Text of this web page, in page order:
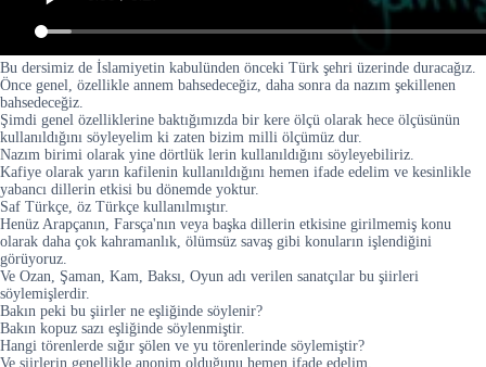
Bu dersimiz de İslamiyetin kabulünden önceki Türk şehri üzerinde duracağız.
Önce genel, özellikle annem bahsedeceğiz, daha sonra da nazım şekillenen
bahsedeceğiz.
Şimdi genel özelliklerine baktığımızda bir kere ölçü olarak hece ölçüsünün
kullanıldığını söyleyelim ki zaten bizim milli ölçümüz dur.
Nazım birimi olarak yine dörtlük lerin kullanıldığını söyleyebiliriz.
Kafiye olarak yarın kafilenin kullanıldığını hemen ifade edelim ve kesinlikle
yabancı dillerin etkisi bu dönemde yoktur.
Saf Türkçe, öz Türkçe kullanılmıştır.
Henüz Arapçanın, Farsça'nın veya başka dillerin etkisine girilmemiş konu
olarak daha çok kahramanlık, ölümsüz savaş gibi konuların işlendiğini
görüyoruz.
Ve Ozan, Şaman, Kam, Baksı, Oyun adı verilen sanatçılar bu şiirleri
söylemişlerdir.
Bakın peki bu şiirler ne eşliğinde söylenir?
Bakın kopuz sazı eşliğinde söylenmiştir.
Hangi törenlerde sığır şölen ve yu törenlerinde söylemiştir?
Ve şiirlerin genellikle anonim olduğunu hemen ifade edelim.